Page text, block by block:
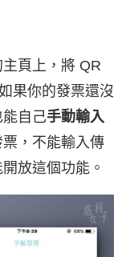
頁上，將 QR
果你的發票還沒
能自己手動輸入
票，不能輸入傳
放這個功能。